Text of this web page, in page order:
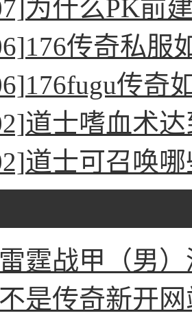
为什么PK前
176传奇私服
176fugu传奇
道士嗜血术
道士可召唤
霆战甲（男
是传奇新开